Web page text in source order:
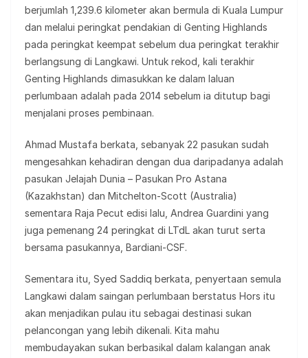
berjumlah 1,239.6 kilometer akan bermula di Kuala Lumpur
dan melalui peringkat pendakian di Genting Highlands
pada peringkat keempat sebelum dua peringkat terakhir
berlangsung di Langkawi. Untuk rekod, kali terakhir
Genting Highlands dimasukkan ke dalam laluan
perlumbaan adalah pada 2014 sebelum ia ditutup bagi
menjalani proses pembinaan.
Ahmad Mustafa berkata, sebanyak 22 pasukan sudah
mengesahkan kehadiran dengan dua daripadanya adalah
pasukan Jelajah Dunia – Pasukan Pro Astana
(Kazakhstan) dan Mitchelton-Scott (Australia)
sementara Raja Pecut edisi lalu, Andrea Guardini yang
juga pemenang 24 peringkat di LTdL akan turut serta
bersama pasukannya, Bardiani-CSF.
Sementara itu, Syed Saddiq berkata, penyertaan semula
Langkawi dalam saingan perlumbaan berstatus Hors itu
akan menjadikan pulau itu sebagai destinasi sukan
pelancongan yang lebih dikenali. Kita mahu
membudayakan sukan berbasikal dalam kalangan anak